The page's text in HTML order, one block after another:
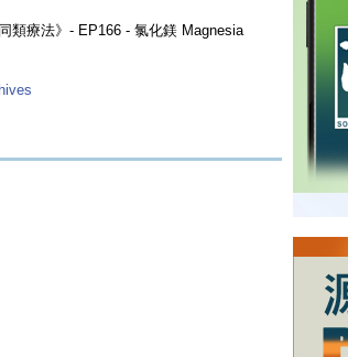
類療法》- EP166 - 氯化鎂 Magnesia